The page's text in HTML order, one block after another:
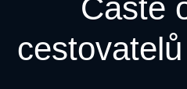
Časté